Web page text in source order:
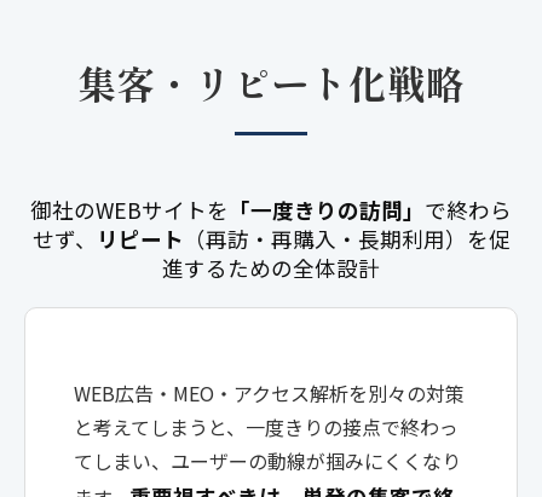
集客・リピート化戦略
御社のWEBサイトを 「一度きりの訪問」 で終わら
せず、 リピート （再訪・再購入・長期利用）を促
進するための全体設計
WEB広告・MEO・アクセス解析を別々の対策
と考えてしまうと、一度きりの接点で終わっ
てしまい、ユーザーの動線が掴みにくくなり